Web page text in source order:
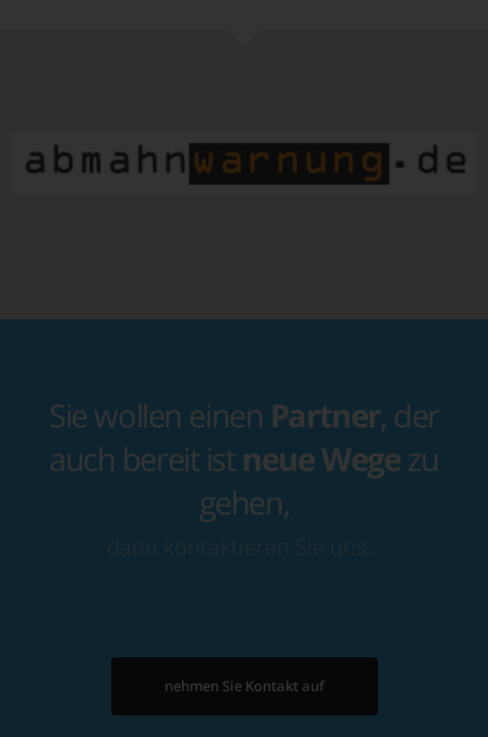
Sie wollen einen Partner, der
auch bereit ist neue Wegezu
gehen,
dann kontaktieren Sie uns…
nehmen Sie Kontakt auf